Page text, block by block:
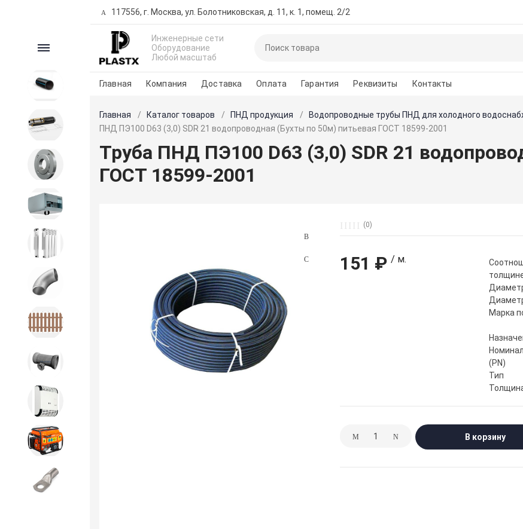
117556, г. Москва, ул. Болотниковская, д. 11, к. 1, помещ. 2/2
Инженерные сети
Оборудование
Любой масштаб
Главная Компания Доставка Оплата Гарантия Реквизиты Контакты
Каталог
ПНД продукция
Трубы предизолированные
Запорная и регулирующая
арматура
Детали трубопроводов и
Дорожное строительство
Канализационная продукция
Главная Каталог товаров ПНД продукция Водопроводные трубы ПНД для холодного
ПНД ПЭ100 D63 (3,0) SDR 21 водопроводная (Бухты по 50м) питьевая ГОСТ 18599-2001
Труба ПНД ПЭ100 D63 (3,0) SDR 21
ГОСТ 18599-2001
(0)
151 ₽ / м.
Марка
(PN)
Тип
В корзину